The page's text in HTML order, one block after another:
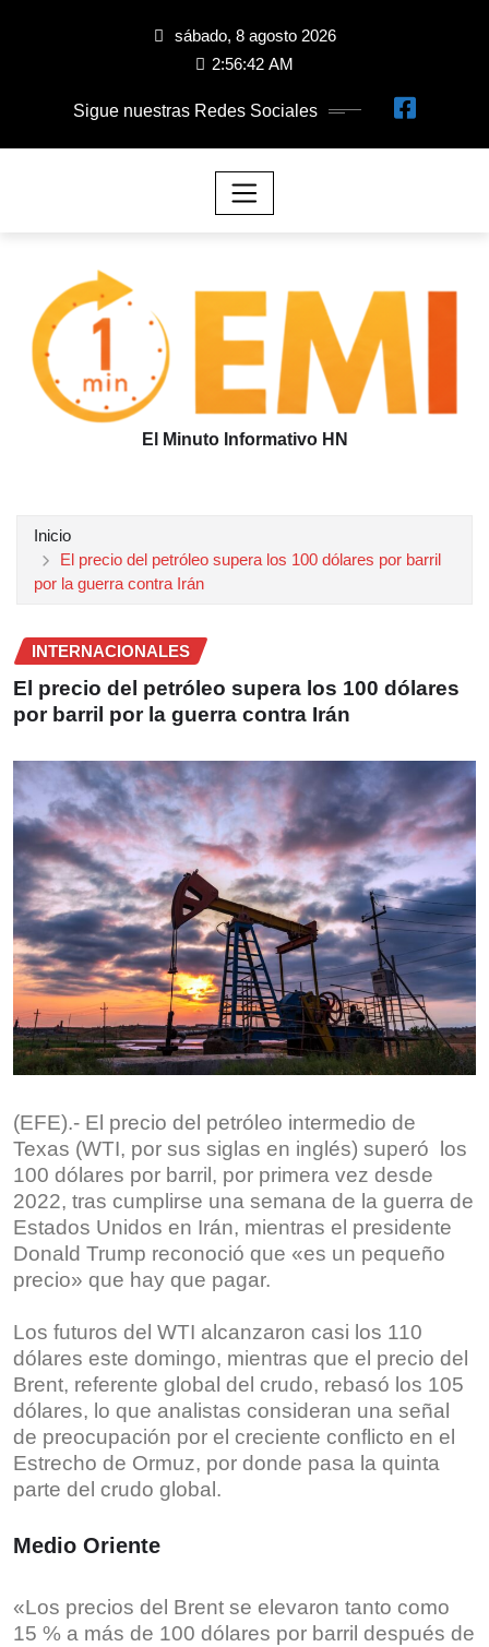
sábado, 8 agosto 2026
2:56:43 AM
Sigue nuestras Redes Sociales
El Minuto Informativo HN
Inicio
El precio del petróleo supera los 100 dólares por barril
por la guerra contra Irán
INTERNACIONALES
El precio del petróleo supera los 100 dólares
por barril por la guerra contra Irán
(EFE).- El precio del petróleo intermedio de
Texas (WTI, por sus siglas en inglés) superó los
100 dólares por barril, por primera vez desde
2022, tras cumplirse una semana de la guerra de
Estados Unidos en Irán, mientras el presidente
Donald Trump reconoció que «es un pequeño
precio» que hay que pagar.
Los futuros del WTI alcanzaron casi los 110
dólares este domingo, mientras que el precio del
Brent, referente global del crudo, rebasó los 105
dólares, lo que analistas consideran una señal
de preocupación por el creciente conflicto en el
Estrecho de Ormuz, por donde pasa la quinta
parte del crudo global.
Medio Oriente
«Los precios del Brent se elevaron tanto como
15 % a más de 100 dólares por barril después de